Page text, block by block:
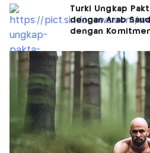
Turki Ungkap
dengan Arab
dengan Komitmen